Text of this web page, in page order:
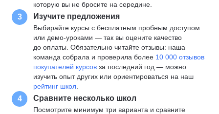
которую вы не бросите на середине.
3 Изучите предложения
Выбирайте курсы с бесплатным пробным доступом
или демо-уроками — так вы оцените качество
до оплаты. Обязательно читайте отзывы: наша
команда собрала и проверила более 10 000 отзывов
покупателей курсов за последний год — можно
изучить опыт других или ориентироваться на наш
рейтинг школ
4 Сравните несколько школ
Посмотрите минимум три варианта и сравните